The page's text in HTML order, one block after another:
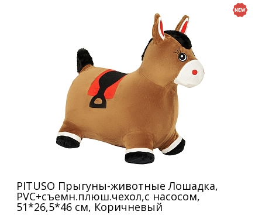
PITUSO Прыгуны-животные Лошадка,
PVC+съемн.плюш.чехол,с насосом,
51*26,5*46 см, Коричневый